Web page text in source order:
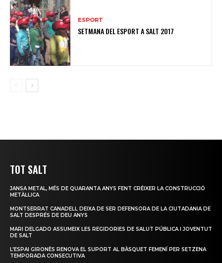
ESPORT
SETMANA DEL ESPORT A SALT 2017
TOT SALT
JANSA METAL, MÉS DE QUARANTA ANYS FENT CRÉIXER LA CONSTRUCCIÓ
METÀL·LICA
MONTSERRAT CANADELL DEIXA DE SER DEFENSORA DE LA CIUTADANIA DE
SALT DESPRÉS DE DEU ANYS
MARI DELGADO ASSUMEIX LES REGIDORIES DE SALUT PÚBLICA I JOVENTUT
DE SALT
L’ESPAI GIRONÈS RENOVA EL SUPORT AL BÀSQUET FEMENÍ PER SETZENA
TEMPORADA CONSECUTIVA